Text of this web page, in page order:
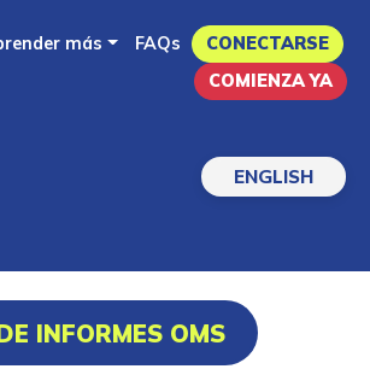
más FAQs
CONECTARSE
COMIENZA YA
ENGLISH
INFORMES OMS